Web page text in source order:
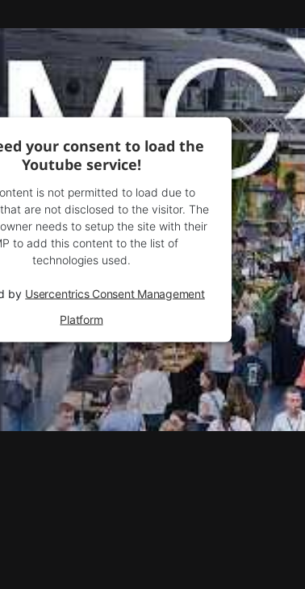
your consent to load the
Youtube service!
is not permitted to load due to
are not disclosed to the visitor. The
needs to setup the site with their
to add this content to the list of
technologies used.
by Usercentrics Consent Management
Platform